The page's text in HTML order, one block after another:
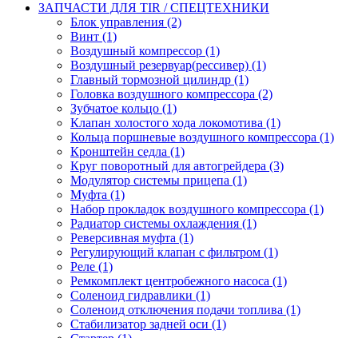
ЗАПЧАСТИ ДЛЯ TIR / СПЕЦТЕХНИКИ
Блок управления (2)
Винт (1)
Воздушный компрессор (1)
Воздушный резервуар(рессивер) (1)
Главный тормозной цилиндр (1)
Головка воздушного компрессора (2)
Зубчатое кольцо (1)
Клапан холостого хода локомотива (1)
Кольца поршневые воздушного компрессора (1)
Кронштейн седла (1)
Круг поворотный для автогрейдера (3)
Модулятор системы прицепа (1)
Муфта (1)
Набор прокладок воздушного компрессора (1)
Радиатор системы охлаждения (1)
Реверсивная муфта (1)
Регулирующий клапан с фильтром (1)
Реле (1)
Ремкомплект центробежного насоса (1)
Соленоид гидравлики (1)
Соленоид отключения подачи топлива (1)
Стабилизатор задней оси (1)